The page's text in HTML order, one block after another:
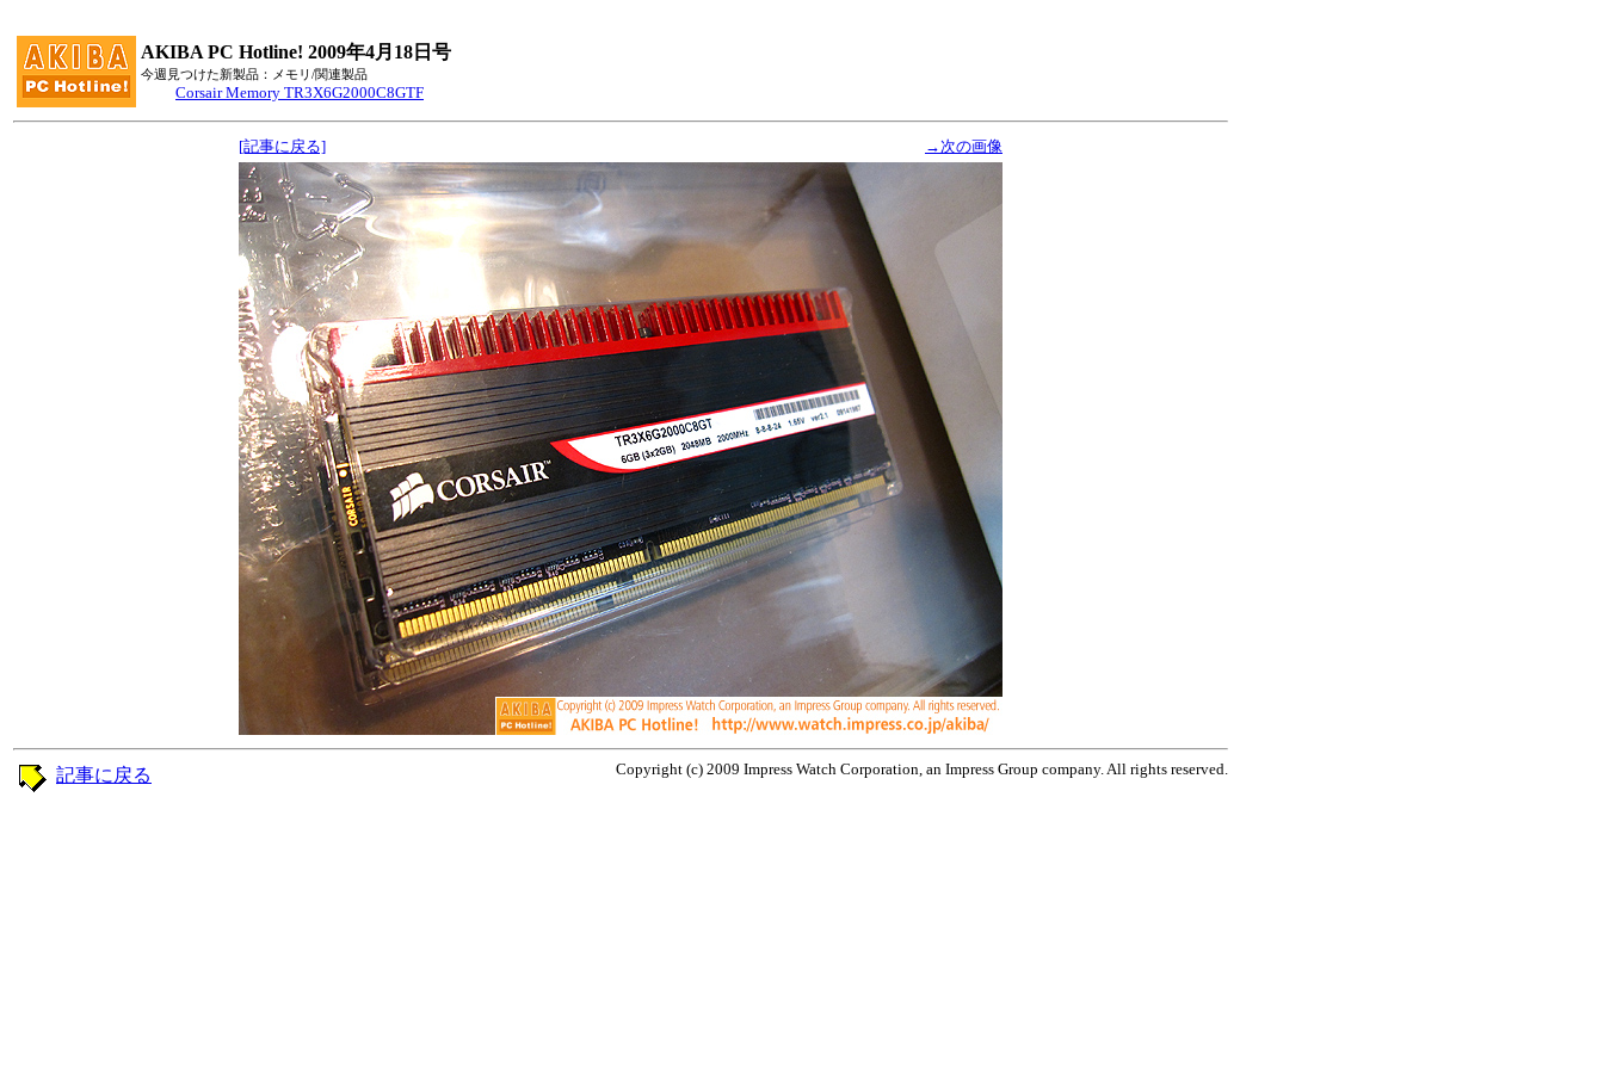
AKIBA PC Hotline! 2009年4月18日号
今週見つけた新製品：メモリ/関連製品
Corsair Memory TR3X6G2000C8GTF
[記事に戻る] →次の画像
記事に戻る Copyright (c) 2009 Impress Watch Corporation, an Impress Group company. All rights reserved.